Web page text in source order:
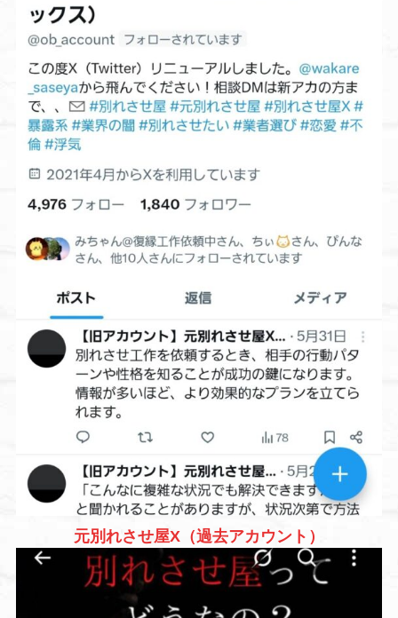
元別れさせ屋X（過去アカウント）